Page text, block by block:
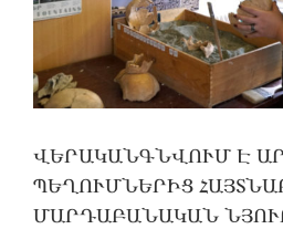
ՎԵՐԱԿԱՆԳՆՎՈՒՄ Է
ՊԵՂՈՒՄՆԵՐԻՑ
ՄԱՐԴԱԲԱՆԱԿԱՆ